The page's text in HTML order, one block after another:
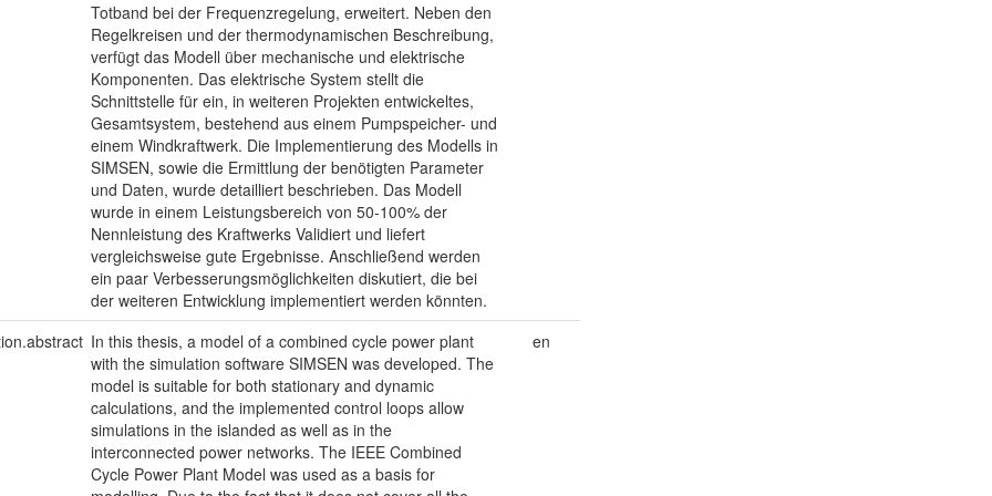
Totband bei der Frequenzregelung, erweitert. Neben den
Regelkreisen und der thermodynamischen Beschreibung,
verfügt das Modell über mechanische und elektrische
Komponenten. Das elektrische System stellt die
Schnittstelle für ein, in weiteren Projekten entwickeltes,
Gesamtsystem, bestehend aus einem Pumpspeicher- und
einem Windkraftwerk. Die Implementierung des Modells in
SIMSEN, sowie die Ermittlung der benötigten Parameter
und Daten, wurde detailliert beschrieben. Das Modell
wurde in einem Leistungsbereich von 50-100% der
Nennleistung des Kraftwerks Validiert und liefert
vergleichsweise gute Ergebnisse. Anschließend werden
ein paar Verbesserungsmöglichkeiten diskutiert, die bei
der weiteren Entwicklung implementiert werden könnten.
In this thesis, a model of a combined cycle power plant
with the simulation software SIMSEN was developed. The
model is suitable for both stationary and dynamic
calculations, and the implemented control loops allow
simulations in the islanded as well as in the
interconnected power networks. The IEEE Combined
Cycle Power Plant Model was used as a basis for
en